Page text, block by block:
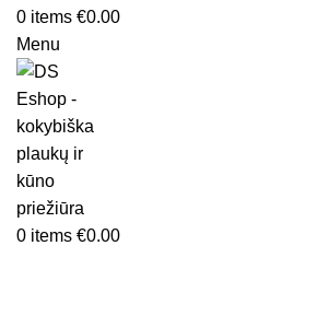
0 items €0.00
Menu
0 items €0.00